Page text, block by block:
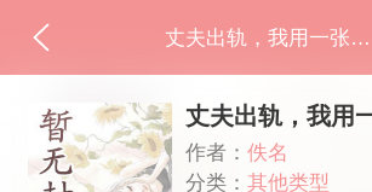
丈夫出轨，我用一张卡教他做人
作者：佚名
分类：其他类型